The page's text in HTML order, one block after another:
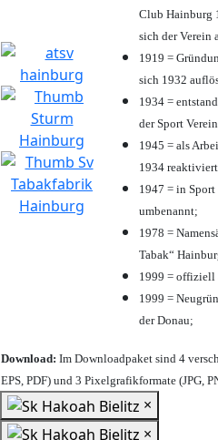
Club Hainburg
sich der Verein
1919 =
sich 1932
1934 =
der Sport
1945 = als
1934
1947 = in
umbenannt;
1978 =
Tabak“
1999 = offiziell
1999 =
der Donau;
Download: Im Downloadpaket sind 4
EPS, PDF) und 3 Pixelgrafikformate (JPG,
×
×